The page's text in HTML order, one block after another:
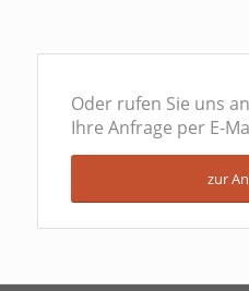
Oder rufen Sie uns
Ihre Anfrage per E-
zur